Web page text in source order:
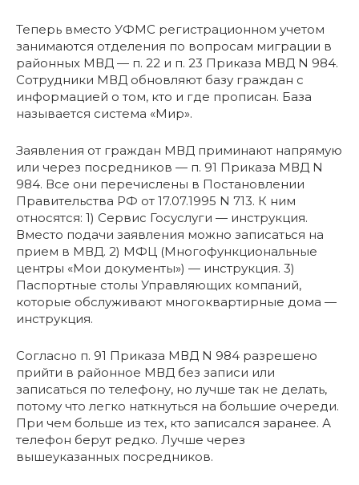
Теперь вместо УФМС регистрационном учетом
занимаются отделения по вопросам миграции в
районных МВД — п. 22 и п. 23 Приказа МВД N 984.
Сотрудники МВД обновляют базу граждан с
информацией о том, кто и где прописан. База
называется система «Мир».
Заявления от граждан МВД приминают напрямую
или через посредников — п. 91 Приказа МВД N
984. Все они перечислены в Постановлении
Правительства РФ от 17.07.1995 N 713. К ним
относятся: 1) Сервис Госуслуги — инструкция.
Вместо подачи заявления можно записаться на
прием в МВД. 2) МФЦ (Многофункциональные
центры «Мои документы») — инструкция. 3)
Паспортные столы Управляющих компаний,
которые обслуживают многоквартирные дома —
инструкция.
Согласно п. 91 Приказа МВД N 984 разрешено
прийти в районное МВД без записи или
записаться по телефону, но лучше так не делать,
потому что легко наткнуться на большие очереди.
При чем больше из тех, кто записался заранее. А
телефон берут редко. Лучше через
вышеуказанных посредников.